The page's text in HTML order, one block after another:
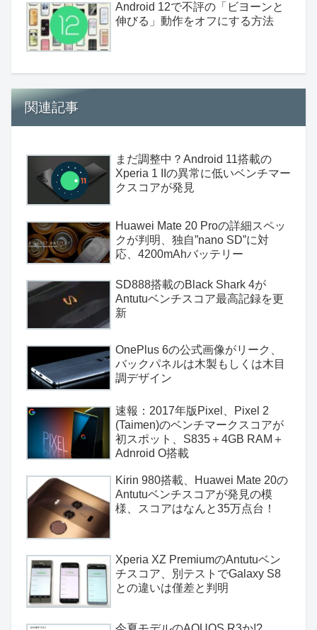
Android 12で不評の「ビヨーンと
伸びる」動作をオフにする方法
関連記事
まだ調整中？Android 11搭載の
Xperia 1 IIの異常に低いベンチマー
クスコアが発見
Huawei Mate 20 Proの詳細スペッ
クが判明、独自”nano SD”に対
応、4200mAhバッテリー
SD888搭載のBlack Shark 4が
Antutuベンチスコア最高記録を更
新
OnePlus 6の公式画像がリーク、
バックパネルは木製もしくは木目
調デザイン
速報：2017年版Pixel、Pixel 2
(Taimen)のベンチマークスコアが
初スポット、S835＋4GB RAM＋
Adnroid O搭載
Kirin 980搭載、Huawei Mate 20の
Antutuベンチスコアが発見の模
様、スコアはなんと35万点台！
Xperia XZ PremiumのAntutuベン
チスコア、別テストでGalaxy S8
との違いは僅差と判明